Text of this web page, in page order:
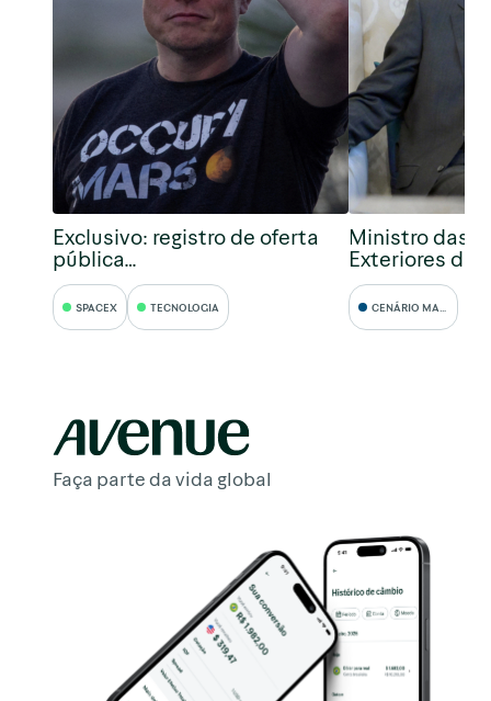
Exclusivo: registro de oferta
pública…
SPACEX TECNOLOGIA
Ministro das
Exteriores da
CENÁRIO MACRO
Faça parte da vida global